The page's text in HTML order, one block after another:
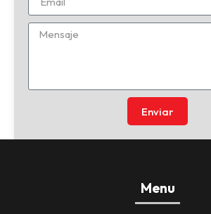
Enviar
Menu